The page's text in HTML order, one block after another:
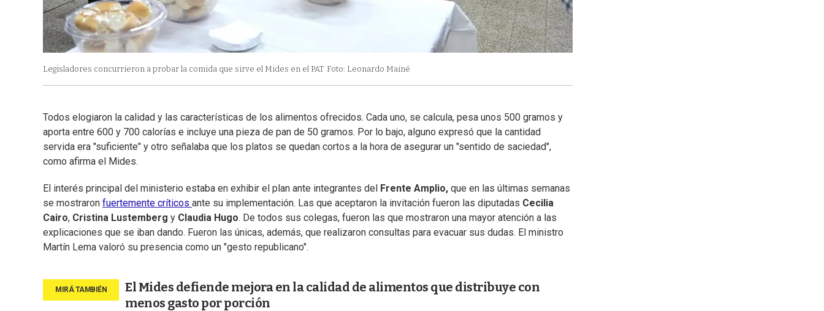
Legisladores concurrieron a probar la comida que sirve el Mides en el PAT Foto: Leonardo Mainé
Todos elogiaron la calidad y las características de los alimentos ofrecidos. Cada uno, se calcula, pesa unos 500 gramos y
aporta entre 600 y 700 calorías e incluye una pieza de pan de 50 gramos. Por lo bajo, alguno expresó que la cantidad
servida era "suficiente" y otro señalaba que los platos se quedan cortos a la hora de asegurar un "sentido de saciedad",
como afirma el Mides.
El interés principal del ministerio estaba en exhibir el plan ante integrantes del Frente Amplio, que en las últimas semanas
se mostraron fuertemente críticos ante su implementación. Las que aceptaron la invitación fueron las diputadas Cecilia
Cairo, Cristina Lustemberg y Claudia Hugo. De todos sus colegas, fueron las que mostraron una mayor atención a las
explicaciones que se iban dando. Fueron las únicas, además, que realizaron consultas para evacuar sus dudas. El ministro
Martín Lema valoró su presencia como un "gesto republicano".
El Mides defiende mejora en la calidad de alimentos que distribuye con
menos gasto por porción